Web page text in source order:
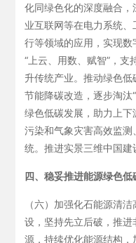
化同绿色化的深度融合
业互联网等在电力系统
行等领域的应用，实现
“上云、用数、赋智”，
升传统产业。推动绿色
节能降碳改造，逐步淘汰
绿色低碳发展，助力上
污染和气象灾害高效监
统。推进实景三维中国建
四、稳妥推进能源绿色低
（六）加强化石能源清
设，坚持先立后破，推
源，持续优化能源结构